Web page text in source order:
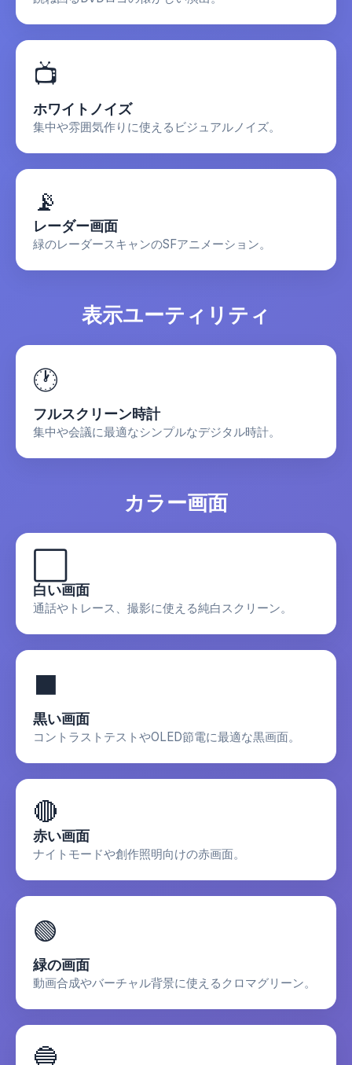
📺
ホワイトノイズ
集中や雰囲気作りに使えるビジュアルノイズ。
📡
レーダー画面
緑のレーダースキャンのSFアニメーション。
表示ユーティリティ
🕐
フルスクリーン時計
集中や会議に最適なシンプルなデジタル時計。
カラー画面
白い画面
通話やトレース、撮影に使える純白スクリーン。
⬛
黒い画面
コントラストテストやOLED節電に最適な黒画面。
🔴
赤い画面
ナイトモードや創作照明向けの赤画面。
🟢
緑の画面
動画合成やバーチャル背景に使えるクロマグリーン。
🔵